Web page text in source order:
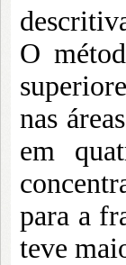
O
nas
em
para a
teve